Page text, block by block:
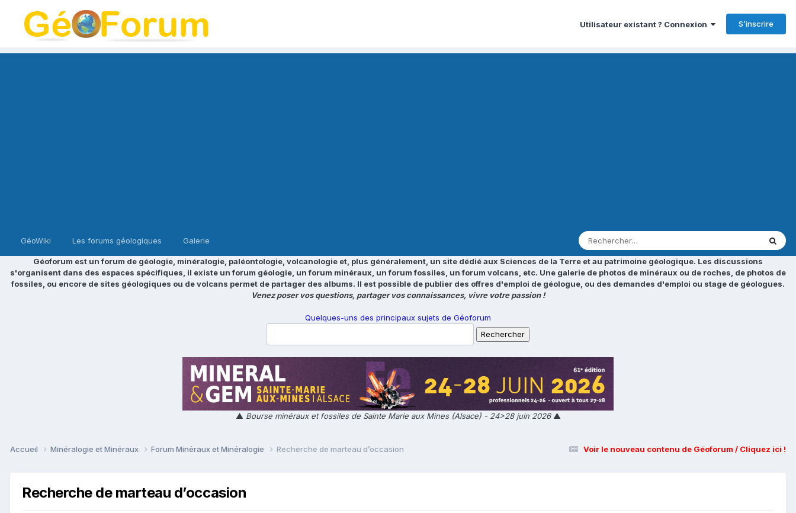
Utilisateur existant ? Connexion S’inscrire
GéoWiki Les forums géologiques Galerie
Géoforum est un forum de géologie, minéralogie, paléontologie, volcanologie et, plus généralement, un site dédié aux Sciences de la Terre et au patrimoine géologique. Les discussions
s'organisent dans des espaces spécifiques, il existe un forum géologie, un forum minéraux, un forum fossiles, un forum volcans, etc. Une galerie de photos de minéraux ou de roches, de photos de
fossiles, ou encore de sites géologiques ou de volcans permet de partager des albums. Il est possible de publier des offres d'emploi de géologue, ou des demandes d'emploi ou stage de géologues.
Venez poser vos questions, partager vos connaissances, vivre votre passion !
Quelques-uns des principaux sujets de Géoforum
▲ Bourse minéraux et fossiles de Sainte Marie aux Mines (Alsace) - 24>28 juin 2026▲
Voir le nouveau contenu de Géoforum / Cliquez ici !
Accueil Minéralogie et Minéraux Forum Minéraux et Minéralogie Recherche de marteau d’occasion
Recherche de marteau d’occasion